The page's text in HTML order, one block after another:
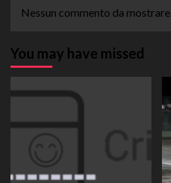
Nessun commento da mostrare.
You may have missed